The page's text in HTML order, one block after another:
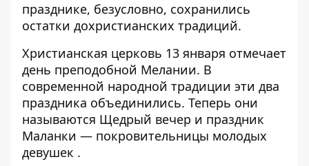
празднике, безусловно, сохранились
остатки дохристианских традиций.
Христианская церковь 13 января отмечает
день преподобной Мелании. В
современной народной традиции эти два
праздника объединились. Теперь они
называются Щедрый вечер и праздник
Маланки — покровительницы молодых
девушек .